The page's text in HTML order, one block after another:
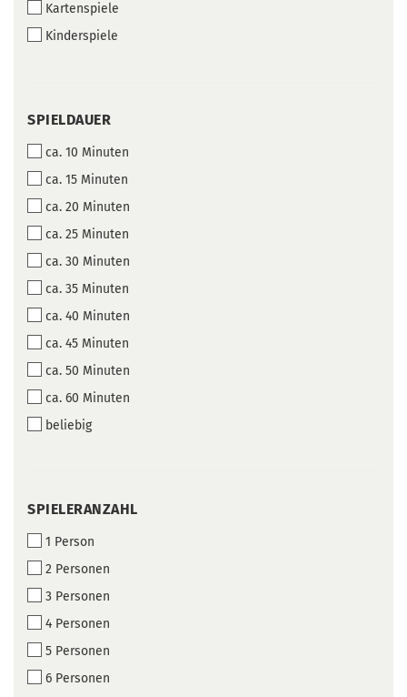
Kartenspiele
Kinderspiele
SPIELDAUER
SPIELDAUER
ca. 10 Minuten
ca. 15 Minuten
ca. 20 Minuten
ca. 25 Minuten
ca. 30 Minuten
ca. 35 Minuten
ca. 40 Minuten
ca. 45 Minuten
ca. 50 Minuten
ca. 60 Minuten
beliebig
SPIELERANZAHL
SPIELERANZAHL
1 Person
2 Personen
3 Personen
4 Personen
5 Personen
6 Personen